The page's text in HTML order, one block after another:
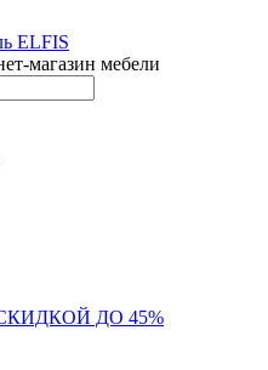
магазин мебели
ДО 45%